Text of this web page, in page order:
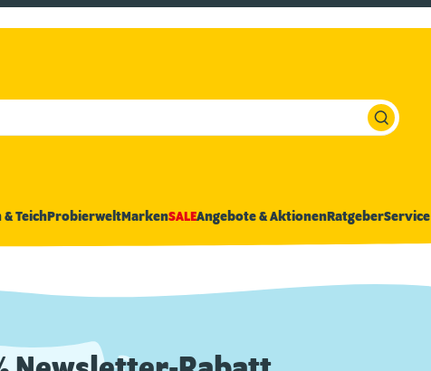
TeichProbierweltMarkenSALEAngebote & AktionenRatgeberService